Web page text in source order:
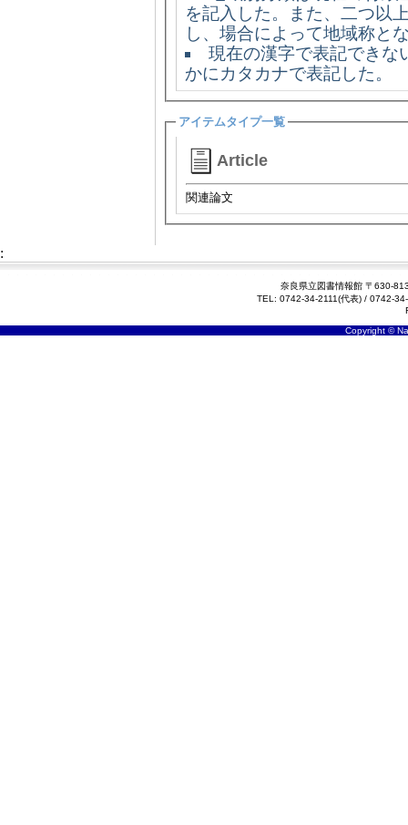
を記入した。また、二つ以
し、場合によって地域称と
現在の漢字で表記でき
かにカタカナで表記した。
アイテムタイプ一覧
Article
関連論文
:
奈良県立図書情報館 〒630-
TEL: 0742-34-2111(代表) / 0742-
Copyright ©